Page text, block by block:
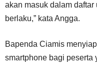
akan masuk dalam
berlaku,” kata Angga.
Bapenda Ciamis
smartphone bagi peserta